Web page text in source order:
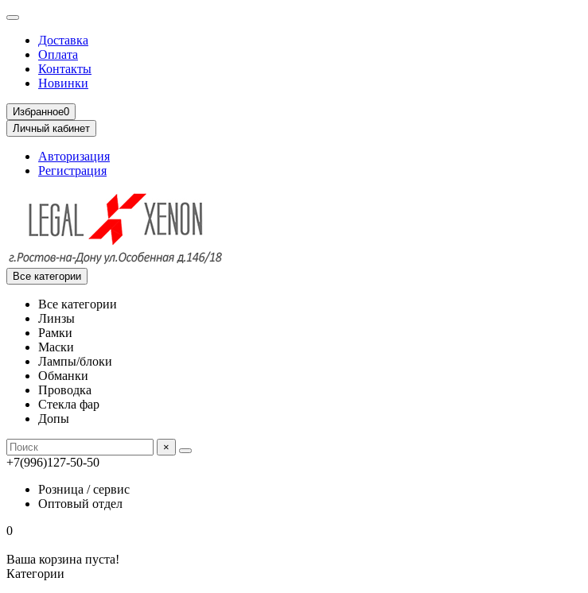
Доставка
Оплата
Контакты
Новинки
Избранное0
Личный кабинет
Авторизация
Регистрация
Все категории
Все категории
Линзы
Рамки
Маски
Лампы/блоки
Обманки
Проводка
Стекла фар
Допы
×
+7(996)127-50-50
Розница / сервис
Оптовый отдел
0
Ваша корзина пуста!
Категории